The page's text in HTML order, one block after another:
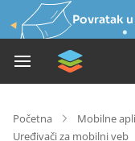
Povratak
Početna Mobilne
Uređivači za mobilni veb